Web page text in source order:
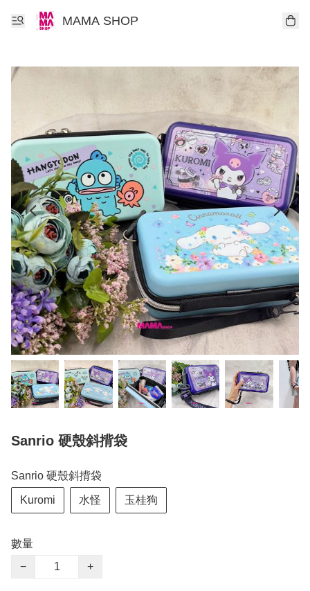
MAMA SHOP
Sanrio 硬殼斜揹袋
Sanrio 硬殼斜揹袋
Kuromi 水怪 玉桂狗
數量
−
+